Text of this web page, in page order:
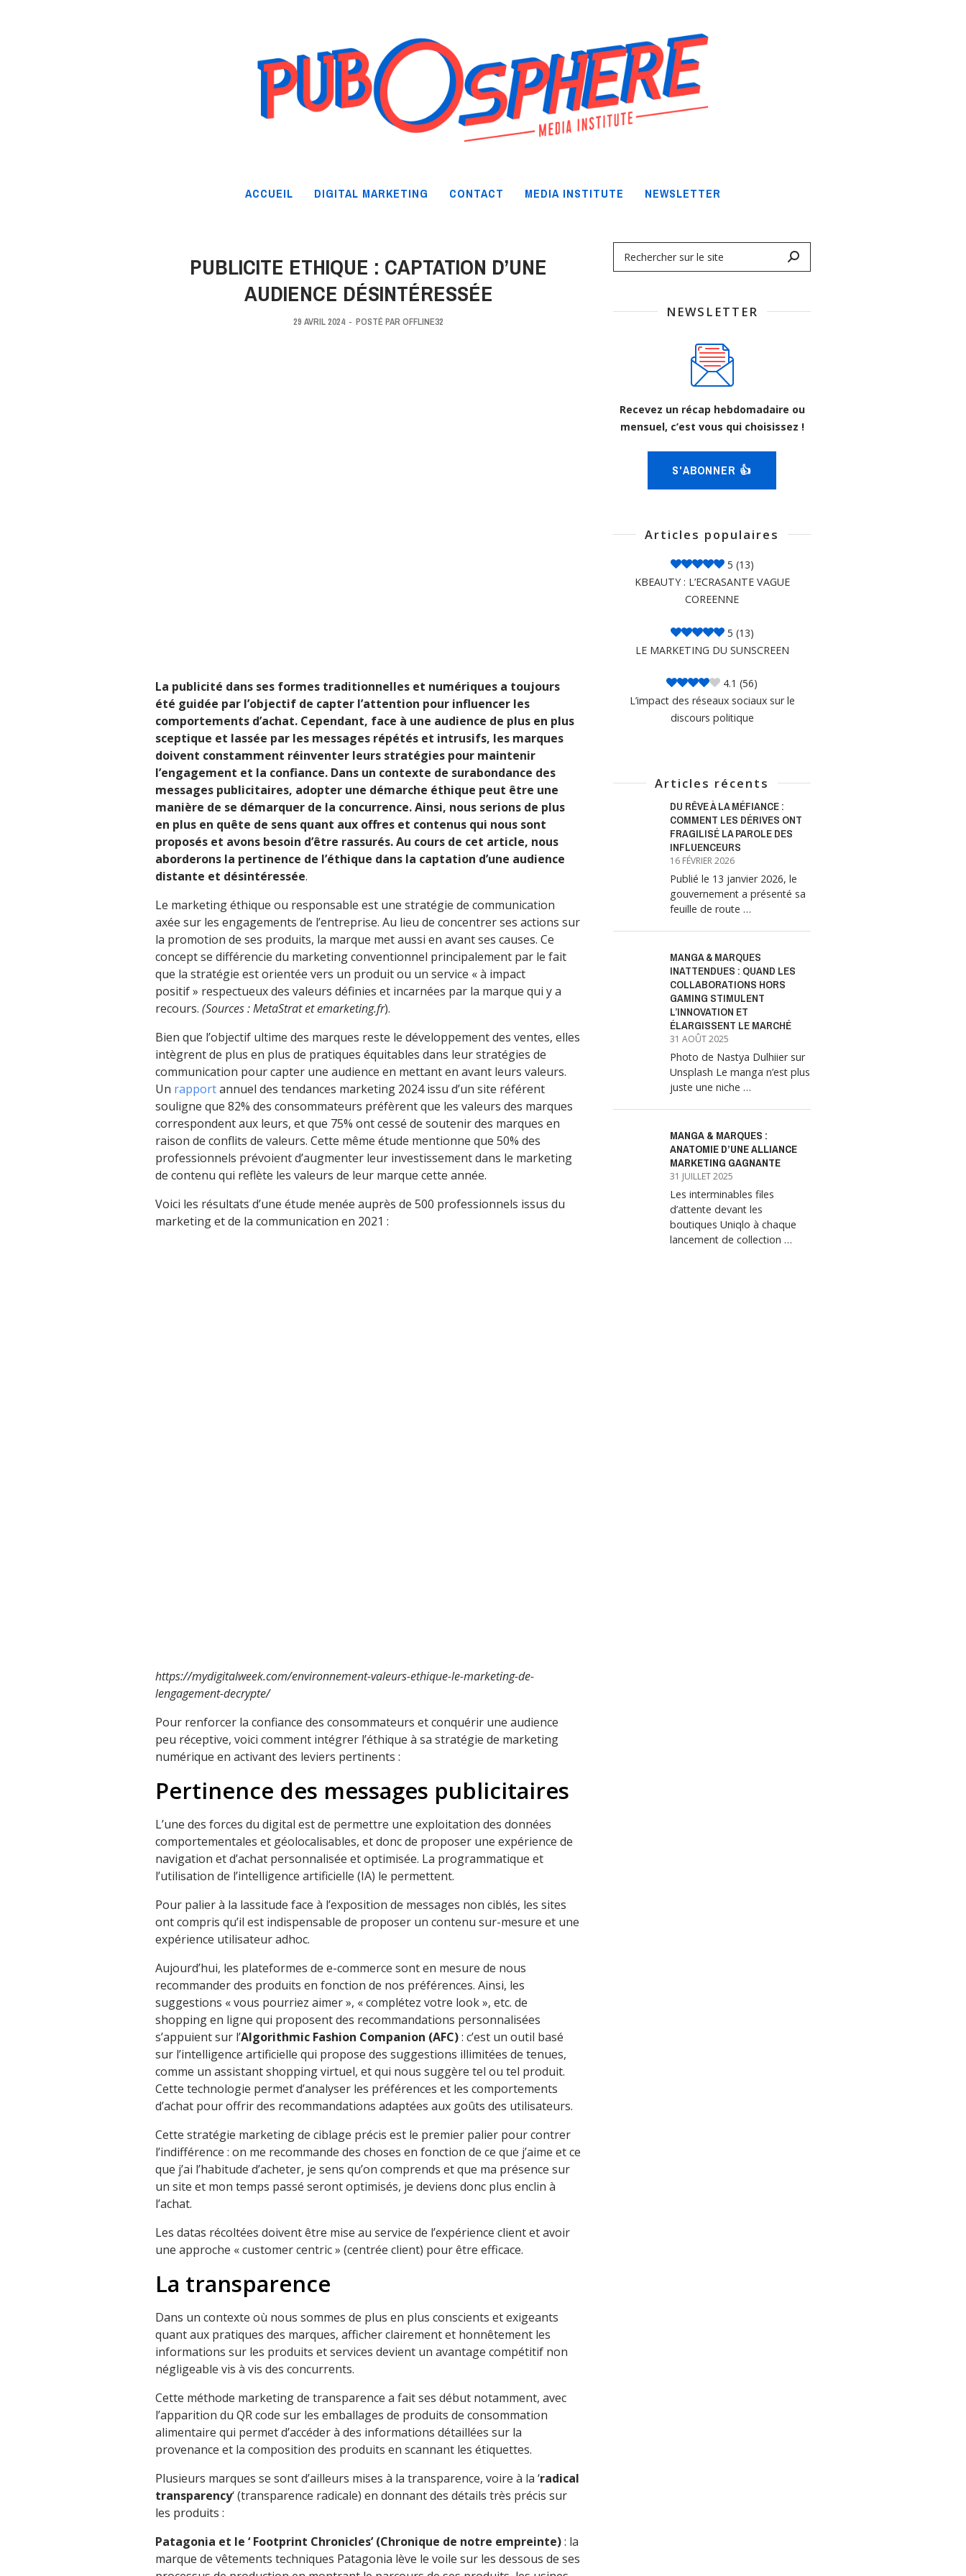
ACCUEIL DIGITAL MARKETING CONTACT MEDIA INSTITUTE NEWSLETTER
PUBLICITE ETHIQUE : CAPTATION D’UNE
AUDIENCE DÉSINTÉRESSÉE
29 AVRIL 2024 - POSTÉ PAROFFLINE32
La publicité dans ses formes traditionnelles et numériques a toujours
été guidée par l’objectif de capter l’attention pour influencer les
comportements d’achat. Cependant, face à une audience de plus en plus
sceptique et lassée par les messages répétés et intrusifs, les marques
doivent constamment réinventer leurs stratégies pour maintenir
l’engagement et la confiance. Dans un contexte de surabondance des
messages publicitaires, adopter une démarche éthique peut être une
manière de se démarquer de la concurrence. Ainsi, nous serions de plus
en plus en quête de sens quant aux offres et contenus qui nous sont
proposés et avons besoin d’être rassurés. Au cours de cet article, nous
aborderons la pertinence de l’éthique dans la captation d’une audience
distante et désintéressée.
Le marketing éthique ou responsable est une stratégie de communication
axée sur les engagements de l’entreprise. Au lieu de concentrer ses actions sur
la promotion de ses produits, la marque met aussi en avant ses causes. Ce
concept se différencie du marketing conventionnel principalement par le fait
que la stratégie est orientée vers un produit ou un service « à impact
positif » respectueux des valeurs définies et incarnées par la marque qui y a
recours. (Sources : MetaStrat et emarketing.fr).
Bien que l’objectif ultime des marques reste le développement des ventes, elles
intègrent de plus en plus de pratiques équitables dans leur stratégies de
communication pour capter une audience en mettant en avant leurs valeurs.
Un rapportannuel des tendances marketing 2024 issu d’un site référent
souligne que 82% des consommateurs préfèrent que les valeurs des marques
correspondent aux leurs, et que 75% ont cessé de soutenir des marques en
raison de conflits de valeurs. Cette même étude mentionne que 50% des
professionnels prévoient d’augmenter leur investissement dans le marketing
de contenu qui reflète les valeurs de leur marque cette année.
Voici les résultats d’une étude menée auprès de 500 professionnels issus du
marketing et de la communication en 2021 :
https://mydigitalweek.com/environnement-valeurs-ethique-le-marketing-de-
lengagement-decrypte/
Pour renforcer la confiance des consommateurs et conquérir une audience
peu réceptive, voici comment intégrer l’éthique à sa stratégie de marketing
numérique en activant des leviers pertinents :
Pertinence des messages publicitaires
L’une des forces du digital est de permettre une exploitation des données
comportementales et géolocalisables, et donc de proposer une expérience de
navigation et d’achat personnalisée et optimisée. La programmatique et
l’utilisation de l’intelligence artificielle (IA) le permettent.
Pour palier à la lassitude face à l’exposition de messages non ciblés, les sites
ont compris qu’il est indispensable de proposer un contenu sur-mesure et une
expérience utilisateur adhoc.
Aujourd’hui, les plateformes de e-commerce sont en mesure de nous
recommander des produits en fonction de nos préférences. Ainsi, les
suggestions « vous pourriez aimer », « complétez votre look », etc. de
shopping en ligne qui proposent des recommandations personnalisées
s’appuient sur l’Algorithmic Fashion Companion (AFC): c’est un outil basé
sur l’intelligence artificielle qui propose des suggestions illimitées de tenues,
comme un assistant shopping virtuel, et qui nous suggère tel ou tel produit.
Cette technologie permet d’analyser les préférences et les comportements
d’achat pour offrir des recommandations adaptées aux goûts des utilisateurs.
Cette stratégie marketing de ciblage précis est le premier palier pour contrer
l’indifférence : on me recommande des choses en fonction de ce que j’aime et ce
que j’ai l’habitude d’acheter, je sens qu’on comprends et que ma présence sur
un site et mon temps passé seront optimisés, je deviens donc plus enclin à
l’achat.
Les datas récoltées doivent être mise au service de l’expérience client et avoir
une approche « customer centric » (centrée client) pour être efficace.
La transparence
Dans un contexte où nous sommes de plus en plus conscients et exigeants
quant aux pratiques des marques, afficher clairement et honnêtement les
informations sur les produits et services devient un avantage compétitif non
négligeable vis à vis des concurrents.
Cette méthode marketing de transparence a fait ses début notamment, avec
l’apparition du QR code sur les emballages de produits de consommation
alimentaire qui permet d’accéder à des informations détaillées sur la
provenance et la composition des produits en scannant les étiquettes.
Plusieurs marques se sont d’ailleurs mises à la transparence, voire à la ‘radical
transparency‘ (transparence radicale) en donnant des détails très précis sur
les produits :
Patagonia et le ‘ Footprint Chronicles’ (Chronique de notre empreinte): la
marque de vêtements techniques Patagonia lève le voile sur les dessous de ses
NEWSLETTER
Recevez un récap hebdomadaire ou
mensuel, c’est vous qui choisissez !
S'ABONNER 👍
Articles populaires
5 (13)
KBEAUTY : L’ECRASANTE VAGUE
COREENNE
5 (13)
LE MARKETING DU SUNSCREEN
4.1 (56)
L’impact des réseaux sociaux sur le
discours politique
Articles récents
DU RÊVE À LA MÉFIANCE :
COMMENT LES DÉRIVES ONT
FRAGILISÉ LA PAROLE DES
INFLUENCEURS
16 FÉVRIER 2026
Publié le 13 janvier 2026, le
gouvernement a présenté sa
feuille de route …
MANGA & MARQUES
INATTENDUES : QUAND LES
COLLABORATIONS HORS
GAMING STIMULENT
L’INNOVATION ET
ÉLARGISSENT LE MARCHÉ
31 AOÛT 2025
Photo de Nastya Dulhiier sur
Unsplash Le manga n’est plus
juste une niche …
MANGA & MARQUES :
ANATOMIE D’UNE ALLIANCE
MARKETING GAGNANTE
31 JUILLET 2025
Les interminables files
d’attente devant les
boutiques Uniqlo à chaque
lancement de collection …